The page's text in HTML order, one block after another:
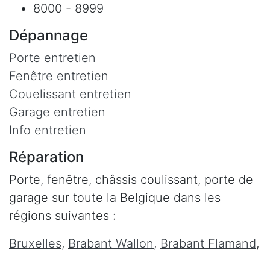
8000 - 8999
Dépannage
Porte entretien
Fenêtre entretien
Couelissant entretien
Garage entretien
Info entretien
Réparation
Porte, fenêtre, châssis coulissant, porte de
garage sur toute la Belgique dans les
régions suivantes :
Bruxelles, Brabant Wallon, Brabant Flamand,